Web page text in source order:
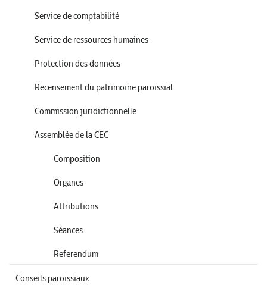
Service de comptabilité
Service de ressources humaines
Protection des données
Recensement du patrimoine paroissial
Commission juridictionnelle
Assemblée de la CEC
Composition
Organes
Attributions
Séances
Referendum
Conseils paroissiaux